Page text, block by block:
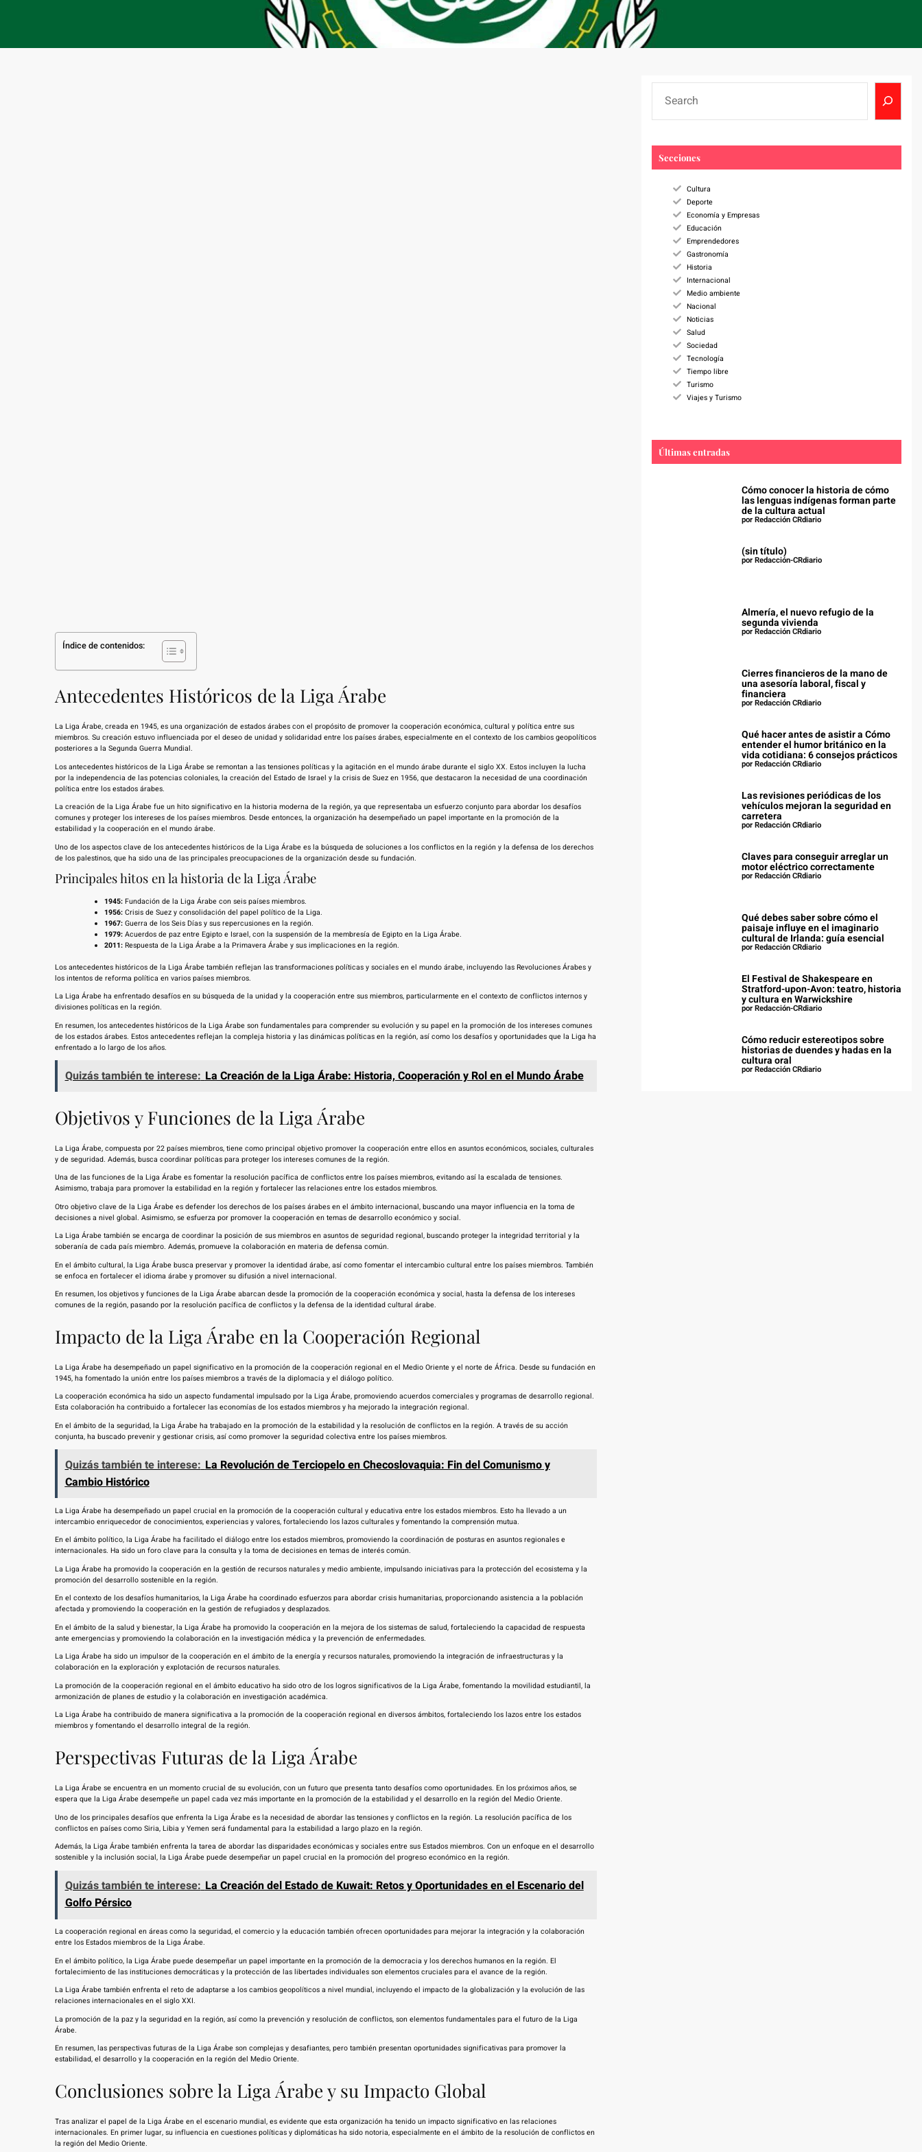
Índice de contenidos:
Antecedentes Históricos de la Liga Árabe
La Liga Árabe, creada en 1945, es una organización de estados árabes con el propósito de promover la cooperación económica, cultural y política entre sus
miembros. Su creación estuvo influenciada por el deseo de unidad y solidaridad entre los países árabes, especialmente en el contexto de los cambios geopolíticos
posteriores a la Segunda Guerra Mundial.
Los antecedentes históricos de la Liga Árabe se remontan a las tensiones políticas y la agitación en el mundo árabe durante el siglo XX. Estos incluyen la lucha
por la independencia de las potencias coloniales, la creación del Estado de Israel y la crisis de Suez en 1956, que destacaron la necesidad de una coordinación
política entre los estados árabes.
La creación de la Liga Árabe fue un hito significativo en la historia moderna de la región, ya que representaba un esfuerzo conjunto para abordar los desafíos
comunes y proteger los intereses de los países miembros. Desde entonces, la organización ha desempeñado un papel importante en la promoción de la
estabilidad y la cooperación en el mundo árabe.
Uno de los aspectos clave de los antecedentes históricos de la Liga Árabe es la búsqueda de soluciones a los conflictos en la región y la defensa de los derechos
de los palestinos, que ha sido una de las principales preocupaciones de la organización desde su fundación.
Principales hitos en la historia de la Liga Árabe
1945:Fundación de la Liga Árabe con seis países miembros.
1956:Crisis de Suez y consolidación del papel político de la Liga.
1967:Guerra de los Seis Días y sus repercusiones en la región.
1979:Acuerdos de paz entre Egipto e Israel, con la suspensión de la membresía de Egipto en la Liga Árabe.
2011:Respuesta de la Liga Árabe a la Primavera Árabe y sus implicaciones en la región.
Los antecedentes históricos de la Liga Árabe también reflejan las transformaciones políticas y sociales en el mundo árabe, incluyendo las Revoluciones Árabes y
los intentos de reforma política en varios países miembros.
La Liga Árabe ha enfrentado desafíos en su búsqueda de la unidad y la cooperación entre sus miembros, particularmente en el contexto de conflictos internos y
divisiones políticas en la región.
En resumen, los antecedentes históricos de la Liga Árabe son fundamentales para comprender su evolución y su papel en la promoción de los intereses comunes
de los estados árabes. Estos antecedentes reflejan la compleja historia y las dinámicas políticas en la región, así como los desafíos y oportunidades que la Liga ha
enfrentado a lo largo de los años.
Quizás también te interese: La Creación de la Liga Árabe: Historia, Cooperación y Rol en el Mundo Árabe
Objetivos y Funciones de la Liga Árabe
La Liga Árabe, compuesta por 22 países miembros, tiene como principal objetivo promover la cooperación entre ellos en asuntos económicos, sociales, culturales
y de seguridad. Además, busca coordinar políticas para proteger los intereses comunes de la región.
Una de las funciones de la Liga Árabe es fomentar la resolución pacífica de conflictos entre los países miembros, evitando así la escalada de tensiones.
Asimismo, trabaja para promover la estabilidad en la región y fortalecer las relaciones entre los estados miembros.
Otro objetivo clave de la Liga Árabe es defender los derechos de los países árabes en el ámbito internacional, buscando una mayor influencia en la toma de
decisiones a nivel global. Asimismo, se esfuerza por promover la cooperación en temas de desarrollo económico y social.
La Liga Árabe también se encarga de coordinar la posición de sus miembros en asuntos de seguridad regional, buscando proteger la integridad territorial y la
soberanía de cada país miembro. Además, promueve la colaboración en materia de defensa común.
En el ámbito cultural, la Liga Árabe busca preservar y promover la identidad árabe, así como fomentar el intercambio cultural entre los países miembros. También
se enfoca en fortalecer el idioma árabe y promover su difusión a nivel internacional.
En resumen, los objetivos y funciones de la Liga Árabe abarcan desde la promoción de la cooperación económica y social, hasta la defensa de los intereses
comunes de la región, pasando por la resolución pacífica de conflictos y la defensa de la identidad cultural árabe.
Impacto de la Liga Árabe en la Cooperación Regional
La Liga Árabe ha desempeñado un papel significativo en la promoción de la cooperación regional en el Medio Oriente y el norte de África. Desde su fundación en
1945, ha fomentado la unión entre los países miembros a través de la diplomacia y el diálogo político.
La cooperación económica ha sido un aspecto fundamental impulsado por la Liga Árabe, promoviendo acuerdos comerciales y programas de desarrollo regional.
Esta colaboración ha contribuido a fortalecer las economías de los estados miembros y ha mejorado la integración regional.
En el ámbito de la seguridad, la Liga Árabe ha trabajado en la promoción de la estabilidad y la resolución de conflictos en la región. A través de su acción
conjunta, ha buscado prevenir y gestionar crisis, así como promover la seguridad colectiva entre los países miembros.
Quizás también te interese: La Revolución de Terciopelo en Checoslovaquia: Fin del Comunismo y
Cambio Histórico
La Liga Árabe ha desempeñado un papel crucial en la promoción de la cooperación cultural y educativa entre los estados miembros. Esto ha llevado a un
intercambio enriquecedor de conocimientos, experiencias y valores, fortaleciendo los lazos culturales y fomentando la comprensión mutua.
En el ámbito político, la Liga Árabe ha facilitado el diálogo entre los estados miembros, promoviendo la coordinación de posturas en asuntos regionales e
internacionales. Ha sido un foro clave para la consulta y la toma de decisiones en temas de interés común.
La Liga Árabe ha promovido la cooperación en la gestión de recursos naturales y medio ambiente, impulsando iniciativas para la protección del ecosistema y la
promoción del desarrollo sostenible en la región.
En el contexto de los desafíos humanitarios, la Liga Árabe ha coordinado esfuerzos para abordar crisis humanitarias, proporcionando asistencia a la población
afectada y promoviendo la cooperación en la gestión de refugiados y desplazados.
En el ámbito de la salud y bienestar, la Liga Árabe ha promovido la cooperación en la mejora de los sistemas de salud, fortaleciendo la capacidad de respuesta
ante emergencias y promoviendo la colaboración en la investigación médica y la prevención de enfermedades.
La Liga Árabe ha sido un impulsor de la cooperación en el ámbito de la energía y recursos naturales, promoviendo la integración de infraestructuras y la
colaboración en la exploración y explotación de recursos naturales.
La promoción de la cooperación regional en el ámbito educativo ha sido otro de los logros significativos de la Liga Árabe, fomentando la movilidad estudiantil, la
armonización de planes de estudio y la colaboración en investigación académica.
La Liga Árabe ha contribuido de manera significativa a la promoción de la cooperación regional en diversos ámbitos, fortaleciendo los lazos entre los estados
miembros y fomentando el desarrollo integral de la región.
Perspectivas Futuras de la Liga Árabe
La Liga Árabe se encuentra en un momento crucial de su evolución, con un futuro que presenta tanto desafíos como oportunidades. En los próximos años, se
espera que la Liga Árabe desempeñe un papel cada vez más importante en la promoción de la estabilidad y el desarrollo en la región del Medio Oriente.
Uno de los principales desafíos que enfrenta la Liga Árabe es la necesidad de abordar las tensiones y conflictos en la región. La resolución pacífica de los
conflictos en países como Siria, Libia y Yemen será fundamental para la estabilidad a largo plazo en la región.
Además, la Liga Árabe también enfrenta la tarea de abordar las disparidades económicas y sociales entre sus Estados miembros. Con un enfoque en el desarrollo
sostenible y la inclusión social, la Liga Árabe puede desempeñar un papel crucial en la promoción del progreso económico en la región.
Quizás también te interese: La Creación del Estado de Kuwait: Retos y Oportunidades en el Escenario del
Golfo Pérsico
La cooperación regional en áreas como la seguridad, el comercio y la educación también ofrecen oportunidades para mejorar la integración y la colaboración
entre los Estados miembros de la Liga Árabe.
En el ámbito político, la Liga Árabe puede desempeñar un papel importante en la promoción de la democracia y los derechos humanos en la región. El
fortalecimiento de las instituciones democráticas y la protección de las libertades individuales son elementos cruciales para el avance de la región.
La Liga Árabe también enfrenta el reto de adaptarse a los cambios geopolíticos a nivel mundial, incluyendo el impacto de la globalización y la evolución de las
relaciones internacionales en el siglo XXI.
La promoción de la paz y la seguridad en la región, así como la prevención y resolución de conflictos, son elementos fundamentales para el futuro de la Liga
Árabe.
En resumen, las perspectivas futuras de la Liga Árabe son complejas y desafiantes, pero también presentan oportunidades significativas para promover la
estabilidad, el desarrollo y la cooperación en la región del Medio Oriente.
Conclusiones sobre la Liga Árabe y su Impacto Global
Tras analizar el papel de la Liga Árabe en el escenario mundial, es evidente que esta organización ha tenido un impacto significativo en las relaciones
internacionales. En primer lugar, su influencia en cuestiones políticas y diplomáticas ha sido notoria, especialmente en el ámbito de la resolución de conflictos en
la región del Medio Oriente.
a
Secciones
Cultura
Deporte
Economía y Empresas
Educación
Emprendedores
Gastronomía
Historia
Internacional
Medio ambiente
Nacional
Noticias
Salud
Sociedad
Tecnología
Tiempo libre
Turismo
Viajes y Turismo
Últimas entradas
Cómo conocer la historia de cómo
las lenguas indígenas forman parte
de la cultura actual
por Redacción CRdiario
(sin título)
por Redacción-CRdiario
Almería, el nuevo refugio de la
segunda vivienda
por Redacción CRdiario
Cierres financieros de la mano de
una asesoría laboral, fiscal y
financiera
por Redacción CRdiario
Qué hacer antes de asistir a Cómo
entender el humor británico en la
vida cotidiana: 6 consejos prácticos
por Redacción CRdiario
Las revisiones periódicas de los
vehículos mejoran la seguridad en
carretera
por Redacción CRdiario
Claves para conseguir arreglar un
motor eléctrico correctamente
por Redacción CRdiario
Qué debes saber sobre cómo el
paisaje influye en el imaginario
cultural de Irlanda: guía esencial
por Redacción CRdiario
El Festival de Shakespeare en
Stratford-upon-Avon: teatro, historia
y cultura en Warwickshire
por Redacción-CRdiario
Cómo reducir estereotipos sobre
historias de duendes y hadas en la
cultura oral
por Redacción CRdiario